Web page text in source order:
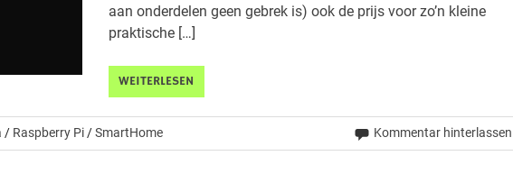
aan onderdelen geen gebrek is) ook de prijs voor zo’n kleine
praktische […]
WEITERLESEN
/ Raspberry Pi/SmartHome Kommentar hinterlassen